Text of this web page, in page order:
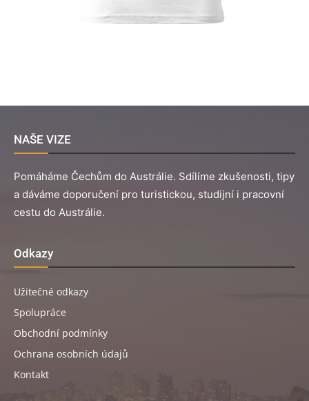
NAŠE VIZE
Pomáháme Čechům do Austrálie. Sdílíme zkušenosti, tipy
a dáváme doporučení pro turistickou, studijní i pracovní
cestu do Austrálie.
Odkazy
Užitečné odkazy
Spolupráce
Obchodní podmínky
Ochrana osobních údajů
Kontakt